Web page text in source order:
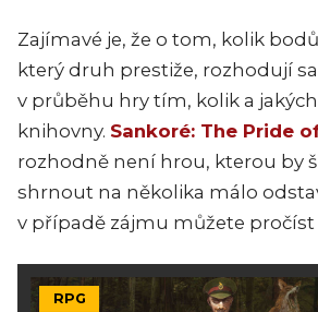
Zajímavé je, že o tom, kolik
který druh prestiže, rozhodují
v průběhu hry tím, kolik a
knihovny. Sankoré: The Pride
rozhodně není hrou, kterou by
shrnout na několika málo
v případě zájmu můžete pročíst
RPG